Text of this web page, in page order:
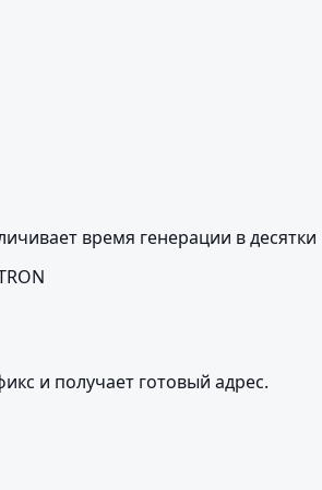
время генерации в десятки
и получает готовый адрес.